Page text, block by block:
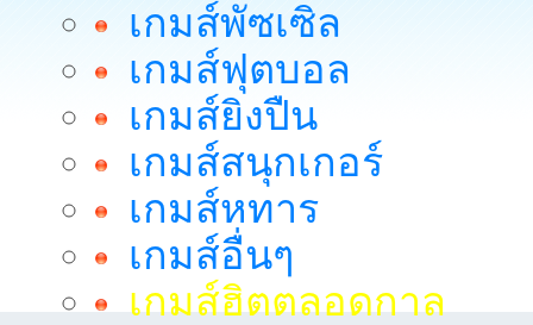
เกมส์พัซเซิล
เกมส์ฟุตบอล
เกมส์ยิงปืน
เกมส์สนุกเกอร์
เกมส์หทาร
เกมส์อื่นๆ
เกมส์ฮิตตลอดกาล